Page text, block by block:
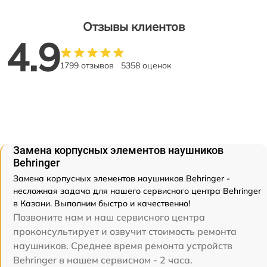
Отзывы клиентов
4.91799 отзывов 5358 оценок
Замена корпусных элементов наушников
Behringer
Замена корпусных элементов наушников Behringer -
несложная задача для нашего сервисного центра Behringer
в Казани. Выполним быстро и качественно!
Позвоните нам и наш сервисного центра
проконсультирует и озвучит стоимость ремонта
наушников. Среднее время ремонта устройств
Behringer в нашем сервисном - 2 часа.